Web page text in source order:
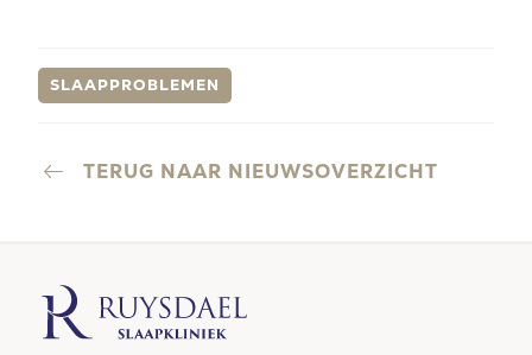
SLAAPPROBLEMEN
TERUG NAAR NIEUWSOVERZICHT